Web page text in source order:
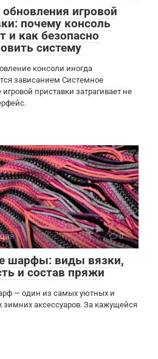
игровой
почему консоль
и как безопасно
систему
консоли иногда
зависанием Системное
приставки затрагивает не
0
шарфы: виды вязки,
и состав пряжи
— один из самых уютных и
зимних аксессуаров. За кажущейся